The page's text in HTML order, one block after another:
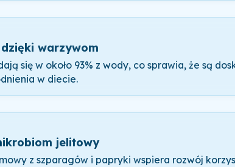
warzywom
się w około 93% z wody, co sprawia, że są
w diecie.
jelitowy
z szparagów i papryki wspiera rozwój